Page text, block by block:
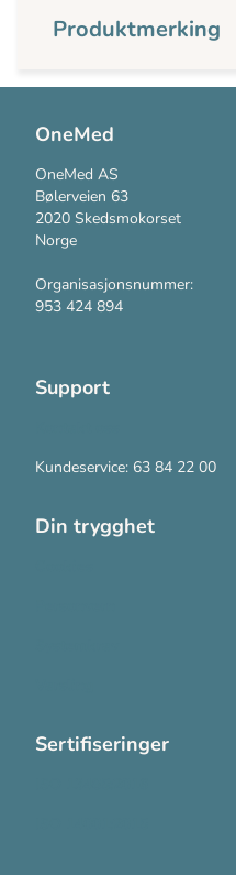
Produktmerking
OneMed
OneMed AS
Bølerveien 63
2020 Skedsmokorset
Norge
Organisasjonsnummer:
953 424 894
Support
Kundeservice: 63 84 22 00
Din trygghet
Sertifiseringer